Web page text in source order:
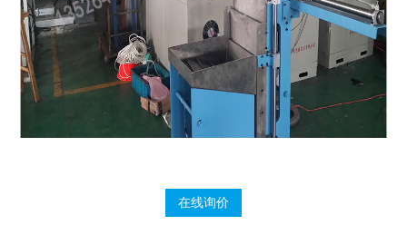
在线询价